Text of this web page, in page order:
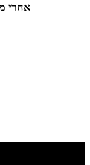
אחרי